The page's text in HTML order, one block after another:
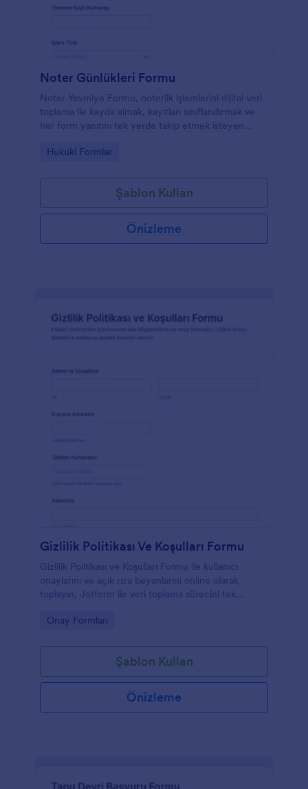
Noter Günlükleri Formu
Noter Yevmiye Formu, noterlik işlemlerini dijital veri
toplama ile kayda almak, kayıtları sınıflandırmak ve
her form yanıtını tek yerde takip etmek isteyen
Go to Category:
Hukuki Formlar
Şablon Kullan
Önizleme
Gizlilik Politikası Ve Koşulları Formu
Gizlilik Politikası ve Koşulları Formu ile kullanıcı
onaylarını ve açık rıza beyanlarını online olarak
toplayın, Jotform ile veri toplama sürecini tek
Go to Category:
Onay Formları
Şablon Kullan
Önizleme